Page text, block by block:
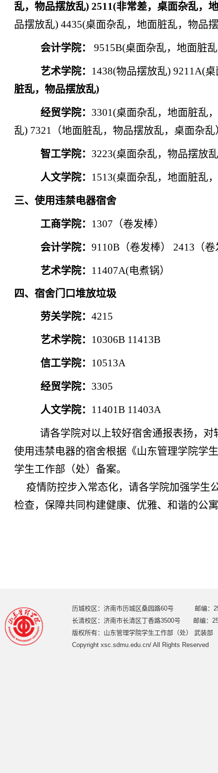
乱，物品摆放乱) 2511(非常差，桌面杂乱，
品摆放乱) 4435(桌面杂乱，地面脏乱，物品
会计学院：
9515B(桌面杂乱，地面脏
艺术学院： 1438(物品摆放乱) 9211A(
脏乱，物品摆放乱)
经贸学院： 3301(桌面杂乱，地面脏乱
乱) 7321 （地面脏乱，物品摆放乱，桌面杂乱
智工学院： 3223(桌面杂乱，物品摆放
人文学院： 1513(桌面杂乱，地面脏乱
三、使用违禁电器宿舍
工商学院： 1307 （卷发棒）
会计学院： 9110B （卷发棒） 2413 （
艺术学院： 11407A(电煮锅）
四、宿舍门口堆放垃圾
劳关学院： 4215
艺术学院： 10306B 11413B
信工学院： 10513A
经贸学院： 3305
人文学院： 11401B 11403A
请各学院对以上较好宿舍通报表扬，
使用违禁电器的宿舍根据《山东管理学院学
学生工作部（处）备案。
疫情防控步入常态化，请各学院加强学生
检查，保障共同构建健康、优雅、和谐的公
历城校区：济南市历城区桑园路60号 邮编：
长清校区：济南市长清区丁香路3500号 邮编：
版权所有：山东管理学院学生工作部（处） 武装部
Copyright xsc.sdmu.edu.cn/ All Rights Reserved